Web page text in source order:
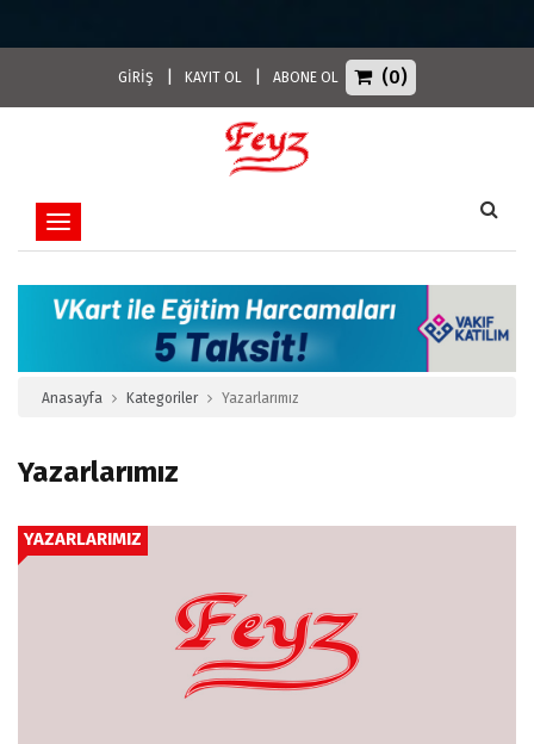
GİRİŞ KAYIT OL ABONE OL (0)
Toggle navigation
Anasayfa Kategoriler Yazarlarımız
Yazarlarımız
YAZARLARIMIZ